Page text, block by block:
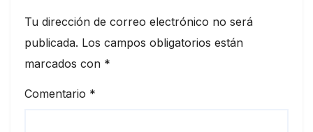
Tu dirección de correo electrónico no será
publicada. Los campos obligatorios están
marcados con *
Comentario *